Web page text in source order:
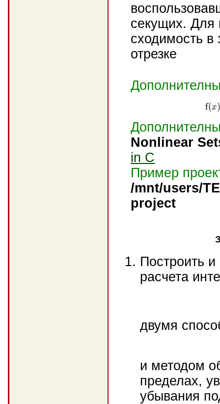
секущих. Для
сходимость в
отрезке
Nonlinear
in C
Пример
/mnt/users/
project
Построить и
расчета
двумя
и методом
пределах,
убывания